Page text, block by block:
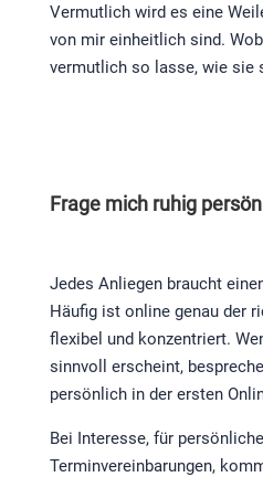
Vermutlich wird es eine
von mir einheitlich sind.
vermutlich so lasse, wie sie
Frage mich ruhig
Jedes Anliegen braucht
Häufig ist online genau der
flexibel und konzentriert.
sinnvoll erscheint,
persönlich in der ersten
Bei Interesse, für
Terminvereinbarungen,